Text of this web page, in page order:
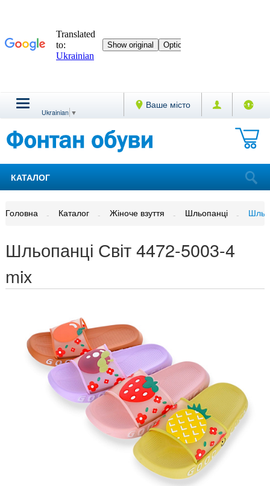
Ваше місто
Ukrainian ▼
КАТАЛОГ
Головна Каталог Жіноче взуття Шльопанці
Шльопанці Світ 4472-5003-4
mix